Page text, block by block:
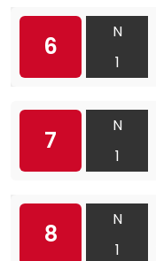
6
N
1
7
N
1
8
N
1